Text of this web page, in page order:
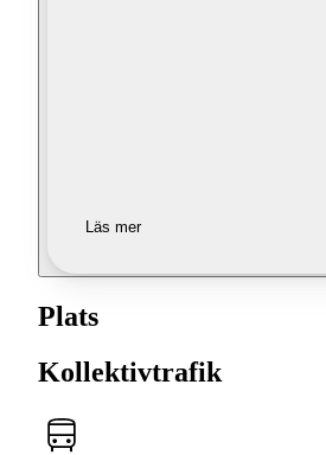
Läs mer
Plats
Kollektivtrafik